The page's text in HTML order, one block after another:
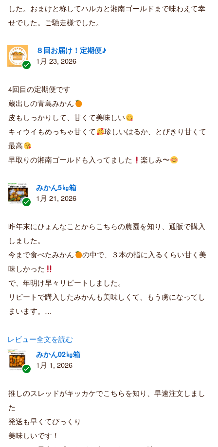
者
した。おまけと称してハルカと湘南ゴールドまで味わえて幸
せでした。ご馳走様でした。
証
済
み
購
者
８回お届け！定期便♪
1月 23, 2026
4回目の定期便です
蔵出しの青島みかん
皮もしっかりして、甘くて美味しい
キィウイもめっちゃ甘くて
珍しいはるか、とびきり甘くて
最高
早取りの湘南ゴールドも入ってました
楽しみ〜
証
済
み
購
者
みかん5㎏箱
1月 21, 2026
昨年末にひょんなことからこちらの農園を知り、通販で購入
しました。
今まで食べたみかん
の中で、３本の指に入るくらい甘く美
味しかった
で、年明け早々リピートしました。
リピートで購入したみかんも美味しくて、もう虜になってし
まいます。…
レビュー全文を読む
証
済
購
者
みかん02㎏箱
1月 1, 2026
推しのスレッドがキッカケでこちらを知り、早速注文しまし
た
発送も早くてびっくり
美味しいです！